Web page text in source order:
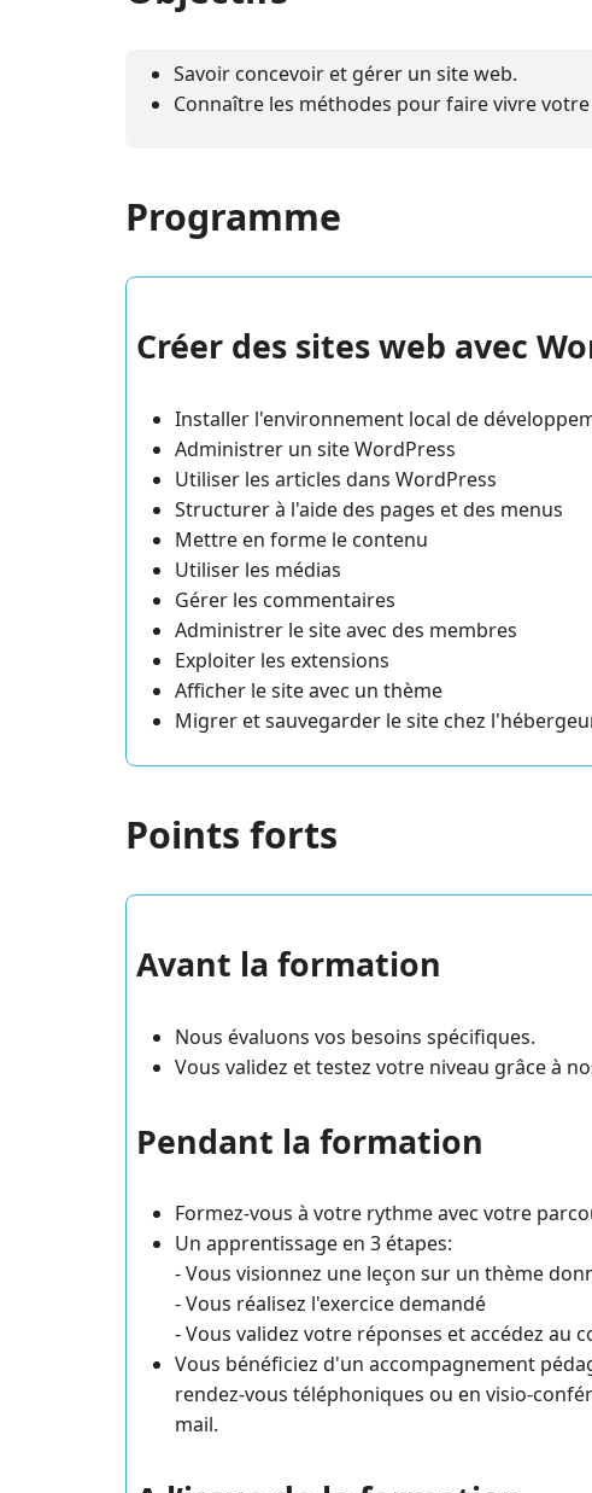
Savoir concevoir et gérer un site web.
Connaître les méthodes pour faire vivre
Programme
Créer des sites web avec
Installer l'environnement local de
Administrer un site WordPress
Utiliser les articles dans WordPress
Structurer à l'aide des pages et des menus
Mettre en forme le contenu
Utiliser les médias
Gérer les commentaires
Administrer le site avec des membres
Exploiter les extensions
Afficher le site avec un thème
Migrer et sauvegarder le site chez
Points forts
Avant la formation
Nous évaluons vos besoins spécifiques.
Vous validez et testez votre niveau grâce à
Pendant la formation
Formez-vous à votre rythme avec votre
Un apprentissage en 3 étapes:
- Vous visionnez une leçon sur un thème
- Vous réalisez l'exercice demandé
- Vous validez votre réponses et accédez au
Vous bénéficiez d'un accompagnement
rendez-vous téléphoniques ou en visio-
mail.